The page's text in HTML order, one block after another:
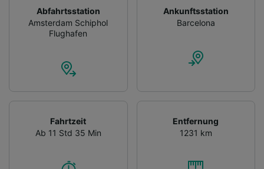
Abfahrtsstation
Amsterdam Schiphol
Flughafen
Ankunftsstation
Barcelona
Fahrtzeit
Ab 11 Std 35 Min
Entfernung
1231 km